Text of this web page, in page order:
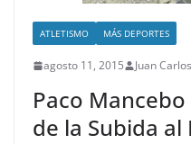
ATLETISMO MÁS DEPORTES
agosto 11, 2015 Juan
Paco Mancebo
de la Subida al